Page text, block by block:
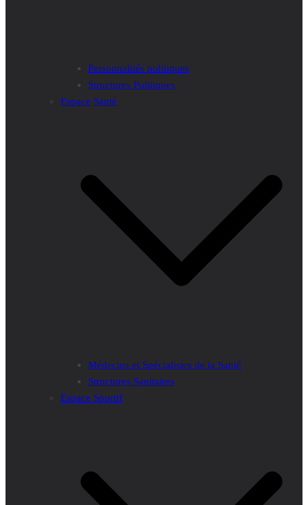
Personnalités politiques
Structures Politiques
Espace Santé
Médecins et Spécialistes de la Santé
Structures Sanitaires
Espace Sportif